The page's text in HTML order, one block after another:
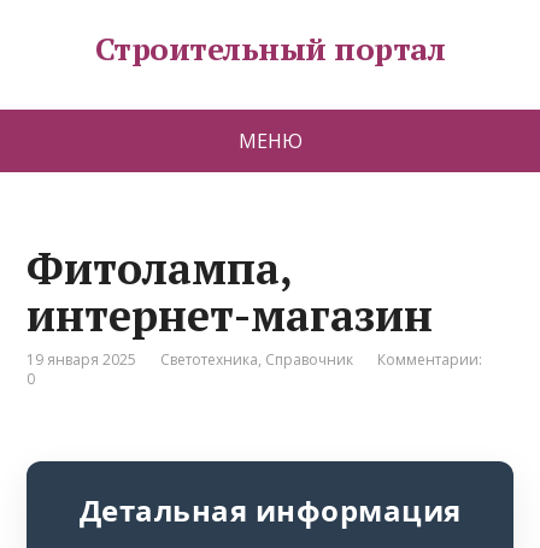
Строительный портал
МЕНЮ
Фитолампа,
интернет-магазин
19 января 2025 Светотехника, Справочник
Комментарии:
0
Детальная информация